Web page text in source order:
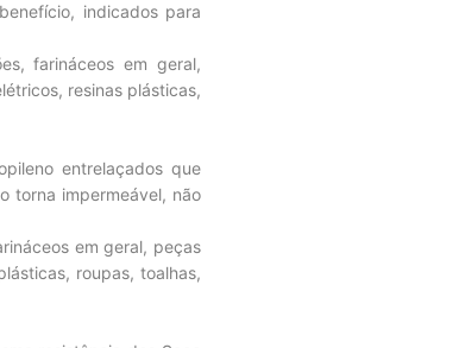
indicados para
farináceos em geral,
resinas plásticas,
entrelaçados que
torna impermeável, não
em geral, peças
roupas, toalhas,